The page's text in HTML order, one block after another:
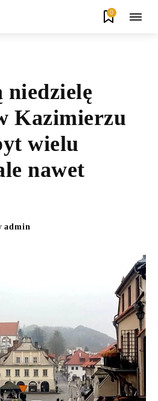
0
niedzielę
Kazimierzu
wielu
nawet
admin